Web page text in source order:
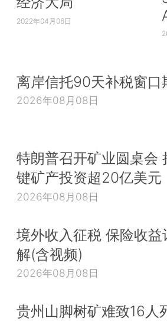
2022年04月06日
离岸信托90天补税窗口
2026年08月08日
特朗普召开矿业圆桌会
键矿产投资超20亿美元
2026年08月08日
境外收入征税 保险收益
解(含视频)
2026年08月08日
贵州山脚树矿难致16人